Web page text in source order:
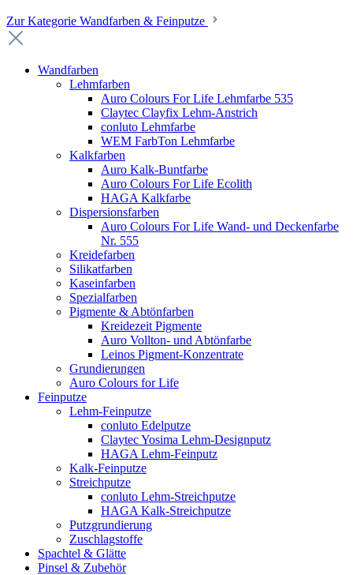
Zur Kategorie Wandfarben & Feinputze
Wandfarben
Lehmfarben
Auro Colours For Life Lehmfarbe 535
Claytec Clayfix Lehm-Anstrich
conluto Lehmfarbe
WEM FarbTon Lehmfarbe
Kalkfarben
Auro Kalk-Buntfarbe
Auro Colours For Life Ecolith
HAGA Kalkfarbe
Dispersionsfarben
Auro Colours For Life Wand- und Deckenfarbe
Nr. 555
Kreidefarben
Silikatfarben
Kaseinfarben
Spezialfarben
Pigmente & Abtönfarben
Kreidezeit Pigmente
Auro Vollton- und Abtönfarbe
Leinos Pigment-Konzentrate
Grundierungen
Auro Colours for Life
Feinputze
Lehm-Feinputze
conluto Edelputze
Claytec Yosima Lehm-Designputz
HAGA Lehm-Feinputz
Kalk-Feinputze
Streichputze
conluto Lehm-Streichputze
HAGA Kalk-Streichputze
Putzgrundierung
Zuschlagstoffe
Spachtel & Glätte
Pinsel & Zubehör